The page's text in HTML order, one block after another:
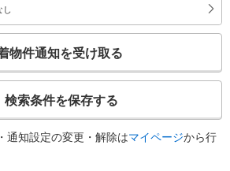
し
物件通知を受け取る
検索条件を保存する
通知設定の変更・解除はマイページから行